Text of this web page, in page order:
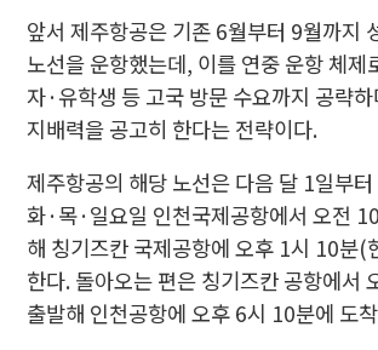
앞서 제주항공은 기존 6월부터 9월까지
노선을 운항했는데, 이를 연중 운항 체제
자·유학생 등 고국 방문 수요까지 공략
지배력을 공고히 한다는 전략이다.
제주항공의 해당 노선은 다음 달 1일부
화·목·일요일 인천국제공항에서 오전
해 칭기즈칸 국제공항에 오후 1시 10분(
한다. 돌아오는 편은 칭기즈칸 공항에서
출발해 인천공항에 오후 6시 10분에 도